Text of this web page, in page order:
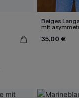
Beiges
mit
Ausschnitt
35,00 €